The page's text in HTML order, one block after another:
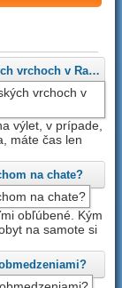
Vyhliadková veža Buchkogelwarte v Litavských vrchoch v Rakúsku
výlet, v prípade,
máte čas len
na chate?
obľúbené. Kým
na samote si